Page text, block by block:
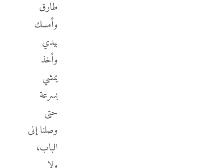
طارق
وأمسك
بيدي
وأخذ
يمشي
بسرعة
حتى
وصلنا إلى
الباب،